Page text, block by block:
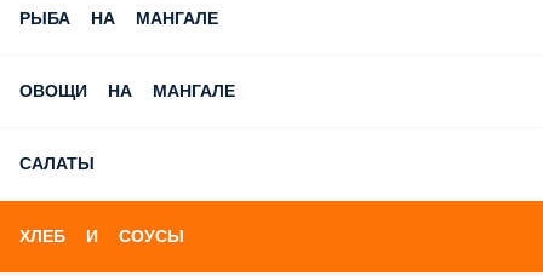
РЫБА НА МАНГАЛЕ
ОВОЩИ НА МАНГАЛЕ
САЛАТЫ
ХЛЕБ И СОУСЫ